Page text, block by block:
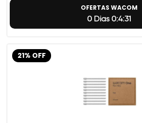
OFERTAS WACOM
0 Dias 0:4:31
21% OFF